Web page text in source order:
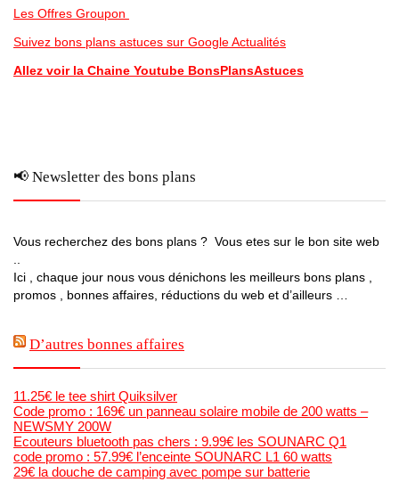
Les Offres Groupon
Suivez bons plans astuces sur Google Actualités
Allez voir la Chaine Youtube BonsPlansAstuces
📢 Newsletter des bons plans
Vous recherchez des bons plans ? Vous etes sur le bon site web
Ici , chaque jour nous vous dénichons les meilleurs bons plans ,
promos , bonnes affaires, réductions du web et d’ailleurs …
D’autres bonnes affaires
11.25€ le tee shirt Quiksilver
Code promo : 169€ un panneau solaire mobile de 200 watts –
NEWSMY 200W
Ecouteurs bluetooth pas chers : 9.99€ les SOUNARC Q1
code promo : 57.99€ l’enceinte SOUNARC L1 60 watts
29€ la douche de camping avec pompe sur batterie